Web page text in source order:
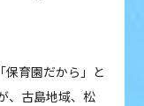
保育園だから」と
、古島地域、松